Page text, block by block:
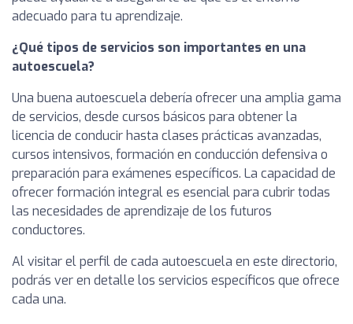
adecuado para tu aprendizaje.
¿Qué tipos de servicios son importantes en una
autoescuela?
Una buena autoescuela debería ofrecer una amplia gama
de servicios, desde cursos básicos para obtener la
licencia de conducir hasta clases prácticas avanzadas,
cursos intensivos, formación en conducción defensiva o
preparación para exámenes específicos. La capacidad de
ofrecer formación integral es esencial para cubrir todas
las necesidades de aprendizaje de los futuros
conductores.
Al visitar el perfil de cada autoescuela en este directorio,
podrás ver en detalle los servicios específicos que ofrece
cada una.